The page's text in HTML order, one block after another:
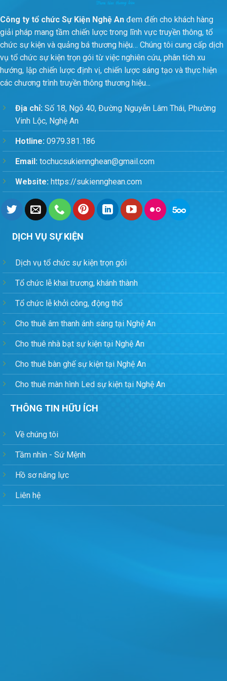
Công ty tổ chức Sự Kiện Nghệ An đem đến cho khách hàng
giải pháp mang tầm chiến lược trong lĩnh vực truyền thông, tổ
chức sự kiện và quảng bá thương hiệu… Chúng tôi cung cấp dịch
vụ tổ chức sự kiện trọn gói từ việc nghiên cứu, phân tích xu
hướng, lập chiến lược định vị, chiến lược sáng tạo và thực hiện
các chương trình truyền thông thương hiệu...
Địa chỉ: Số 18, Ngõ 40, Đường Nguyễn Lâm Thái, Phường
Vinh Lộc, Nghệ An
Hotline: 0979.381.186
Email: tochucsukiennghean@gmail.com
Website: https://sukiennghean.com
DỊCH VỤ SỰ KIỆN
Dịch vụ tổ chức sự kiện trọn gói
Tổ chức lễ khai trương, khánh thành
Tổ chức lễ khởi công, động thổ
Cho thuê âm thanh ánh sáng tại Nghệ An
Cho thuê nhà bạt sự kiện tại Nghệ An
Cho thuê bàn ghế sự kiện tại Nghệ An
Cho thuê màn hình Led sự kiện tại Nghệ An
THÔNG TIN HỮU ÍCH
Về chúng tôi
Tầm nhìn - Sứ Mệnh
Hồ sơ năng lực
Liên hệ